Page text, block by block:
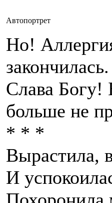
Автопортрет
Но!
закончилась.
Слава Богу!
больше не
* * *
Вырастила,
И